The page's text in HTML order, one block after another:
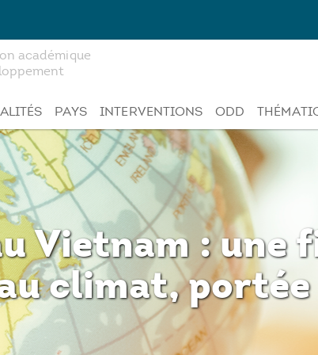
académique
PAYS INTERVENTIONS ODD
Vietnam : une
climat,